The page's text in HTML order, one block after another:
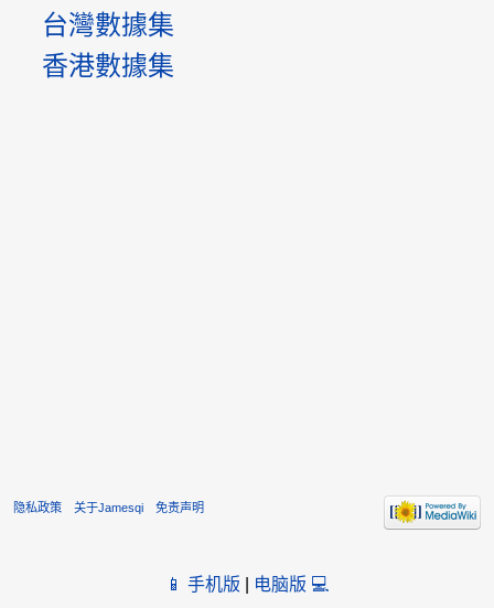
台灣數據集
香港數據集
隐私政策 关于Jamesqi 免责声明
📱 手机版 电脑版 💻